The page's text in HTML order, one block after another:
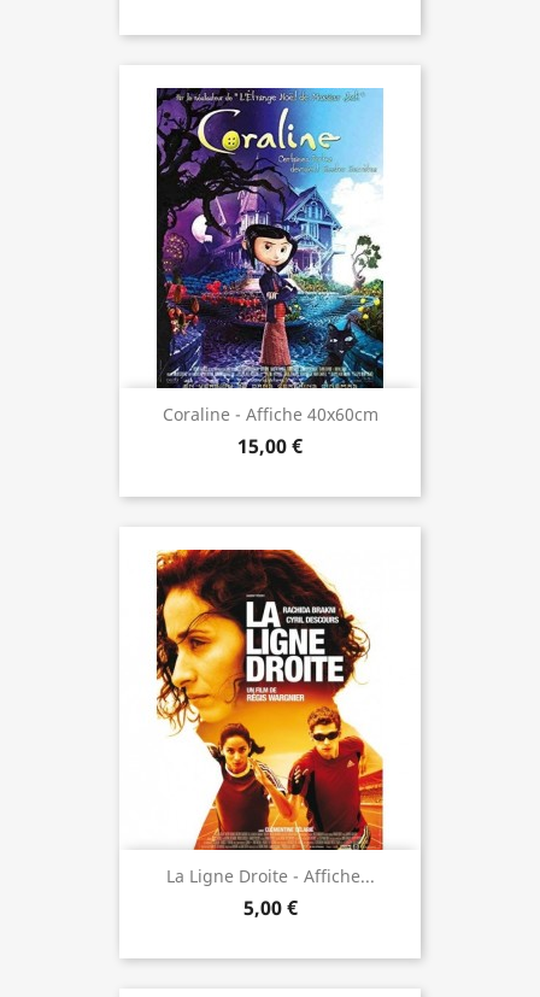
Coraline - Affiche 40x60cm
15,00 €
La Ligne Droite - Affiche...
5,00 €